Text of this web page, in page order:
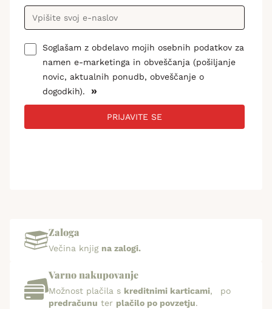
Soglašam z obdelavo mojih osebnih podatkov za
namen e-marketinga in obveščanja (pošiljanje
novic, aktualnih ponudb, obveščanje o
dogodkih).
»
PRIJAVITE SE
Zaloga
Večina knjig na zalogi.
Varno nakupovanje
Možnost plačila s kreditnimi karticami, po
predračunu ter plačilo po povzetju.